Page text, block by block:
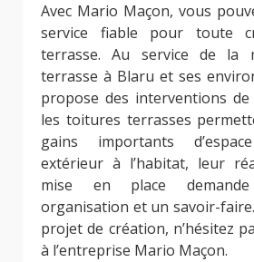
Avec Mario Maçon, vous
service fiable pour toute
terrasse. Au service de la
terrasse à Blaru et ses
propose des interventions de
les toitures terrasses
gains importants
extérieur à l’habitat, leur
mise en place
organisation et un savoir-
projet de création, n’hésitez
à l’entreprise Mario Maçon.